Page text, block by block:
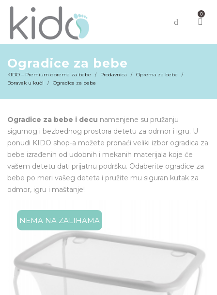
0
Ogradice za bebe
KIDO – Premium oprema za bebe / Prodavnica / Oprema za bebe /
Boravak u kući / Ogradice za bebe
Ogradice za bebe i decu namenjene su pružanju
sigurnog i bezbednog prostora detetu za odmor i igru. U
ponudi KIDO shop-a možete pronaći veliki izbor ogradica za
bebe izrađenih od udobnih i mekanih materijala koje će
vašem detetu dati prijatnu podršku. Odaberite ogradice za
bebe po meri vašeg deteta i pružite mu siguran kutak za
odmor, igru i maštanje!
NEMA NA ZALIHAMA